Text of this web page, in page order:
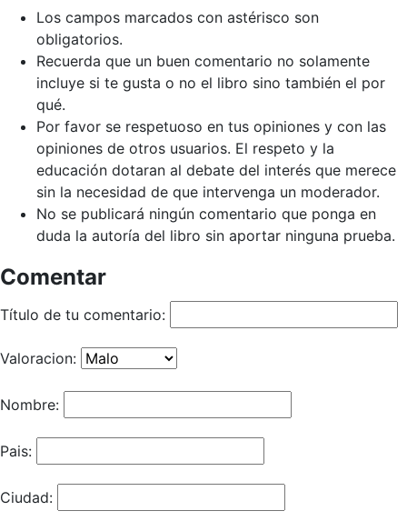
Los campos marcados con astérisco son
obligatorios.
Recuerda que un buen comentario no solamente
incluye si te gusta o no el libro sino también el por
qué.
Por favor se respetuoso en tus opiniones y con las
opiniones de otros usuarios. El respeto y la
educación dotaran al debate del interés que merece
sin la necesidad de que intervenga un moderador.
No se publicará ningún comentario que ponga en
duda la autoría del libro sin aportar ninguna prueba.
Comentar
Título de tu comentario:
Valoracion:
Nombre:
Pais:
Ciudad: